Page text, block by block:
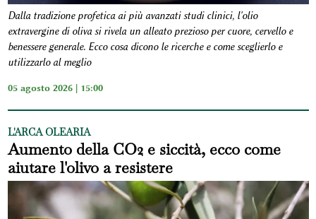
Dalla tradizione profetica ai più avanzati studi clinici, l'olio
extravergine di oliva si rivela un alleato prezioso per cuore, cervello e
benessere generale. Ecco cosa dicono le ricerche e come sceglierlo e
utilizzarlo al meglio
05 agosto 2026 | 15:00
L'ARCA OLEARIA
Aumento della CO2 e siccità, ecco come
aiutare l'olivo a resistere